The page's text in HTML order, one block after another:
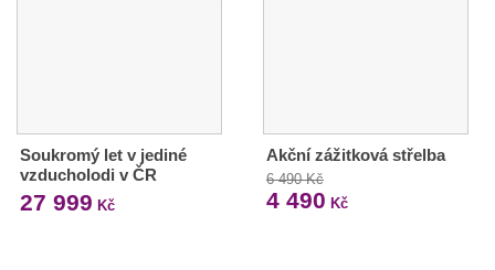
Soukromý let v jediné
vzducholodi v ČR
27 999 Kč
Akční zážitková střelba
6 490 Kč
4 490 Kč